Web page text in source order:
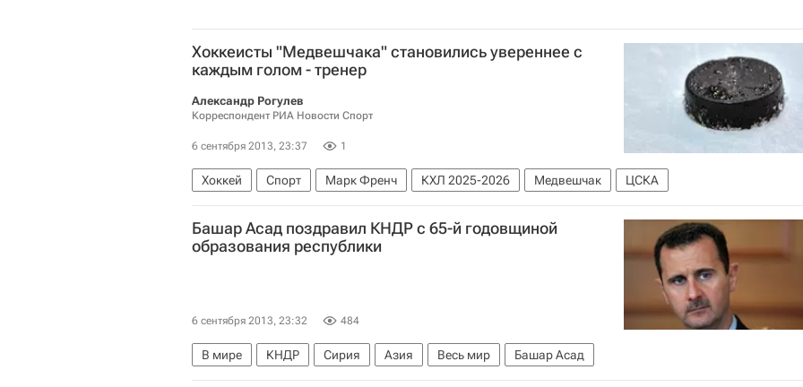
Хоккеисты "Медвешчака" становились увереннее с
каждым голом - тренер
Александр Рогулев
Корреспондент РИА Новости Спорт
6 сентября 2013, 23:37 1
Хоккей Спорт Марк Френч КХЛ 2025-2026 Медвешчак ЦСКА
Башар Асад поздравил КНДР с 65-й годовщиной
образования республики
6 сентября 2013, 23:32 484
В мире КНДР Сирия Азия Весь мир Башар Асад